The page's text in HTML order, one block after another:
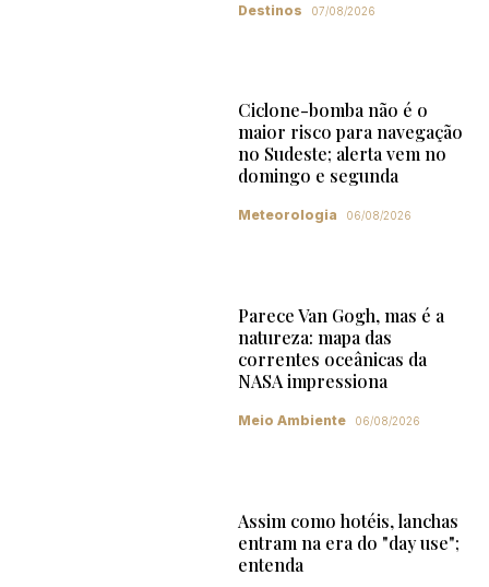
Destinos 07/08/2026
Ciclone-bomba não é o
maior risco para navegação
no Sudeste; alerta vem no
domingo e segunda
Meteorologia 06/08/2026
Parece Van Gogh, mas é a
natureza: mapa das
correntes oceânicas da
NASA impressiona
Meio Ambiente 06/08/2026
Assim como hotéis, lanchas
entram na era do "day use";
entenda